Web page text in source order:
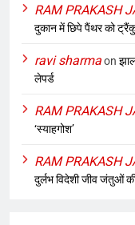
RAM PRAKASH
दुकान में छिपे पैंथर को
ravi sharmaon
लेपर्ड
RAM PRAKASH
‘स्याहगोश’
RAM PRAKASH
दुर्लभ विदेशी जीव जंतुओं